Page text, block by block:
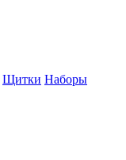
Щитки Наборы